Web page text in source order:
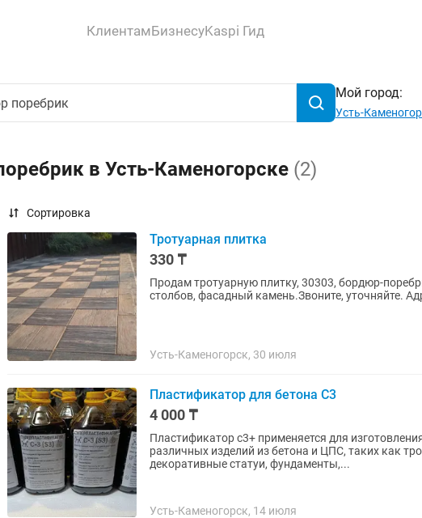
КлиентамБизнесуKaspi Гид
Мой город:
Усть-
в Усть-Каменогорске (2)
Сортировка
Тротуарная плитка
330 ₸
Продам тротуарную плитку, 30303, бордюр-
столбов, фасадный камень.Звоните, уточняйте.
Усть-Каменогорск, 30 июля
Пластификатор для бетона С3
4 000 ₸
Пластификатор с3+ применяется для
различных изделий из бетона и ЦПС, таких как
декоративные статуи, фундаменты,...
Усть-Каменогорск, 14 июля